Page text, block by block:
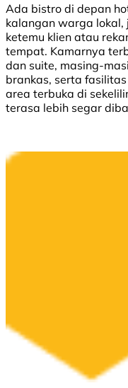
Ada bistro di depan
kalangan warga lokal,
ketemu klien atau
tempat. Kamarnya
dan suite, masing-
brankas, serta
area terbuka di
terasa lebih segar